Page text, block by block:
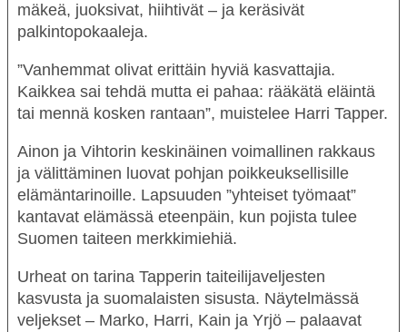
mäkeä, juoksivat, hiihtivät – ja keräsivät
palkintopokaaleja.
”Vanhemmat olivat erittäin hyviä kasvattajia.
Kaikkea sai tehdä mutta ei pahaa: rääkätä eläintä
tai mennä kosken rantaan”, muistelee Harri Tapper.
Ainon ja Vihtorin keskinäinen voimallinen rakkaus
ja välittäminen luovat pohjan poikkeuksellisille
elämäntarinoille. Lapsuuden ”yhteiset työmaat”
kantavat elämässä eteenpäin, kun pojista tulee
Suomen taiteen merkkimiehiä.
Urheat on tarina Tapperin taiteilijaveljesten
kasvusta ja suomalaisten sisusta. Näytelmässä
veljekset – Marko, Harri, Kain ja Yrjö – palaavat